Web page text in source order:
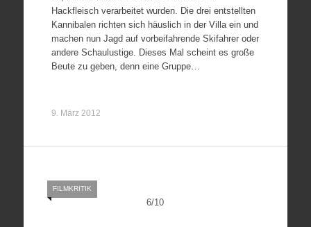
Hackfleisch verarbeitet wurden. Die drei entstellten
Kannibalen richten sich häuslich in der Villa ein und
machen nun Jagd auf vorbeifahrende Skifahrer oder
andere Schaulustige. Dieses Mal scheint es große
Beute zu geben, denn eine Gruppe…
9. März 2012
6/10
FILMKRITIK